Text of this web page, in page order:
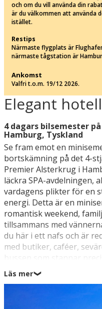
Elegant
4 dagars bilsemester
Hamburg, Tyskland
Se fram emot en
bortskämning på det 4-
Premier Alsterkrug i
läckra SPA-avdelningen,
vardagens plikter för en
energi. Detta är en
romantisk weekend,
tillsammans med
du här i ett nafs och är
med butiker, caféer,
bussen som stannar
Jungfernstieg i
minuter där
Lägg upp en plan för
Läs mer❯
och om du vill använda din
är du välkommen att använda
istället.
Restips
Närmaste flygplats är
närmaste tågstation är
Ankomst
Valfri t.o.m. 19/12 2026.